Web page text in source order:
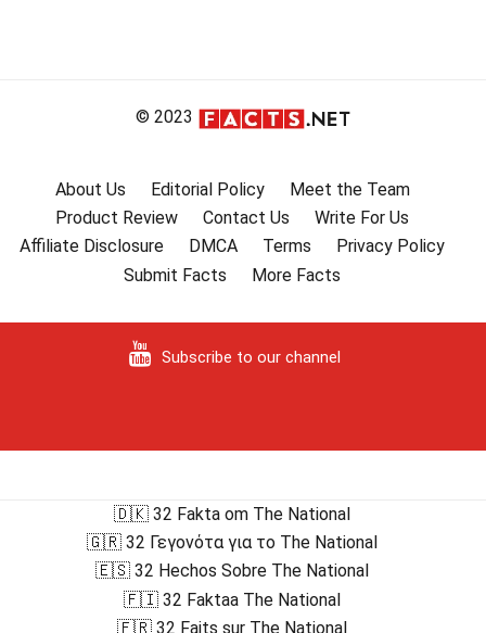
© 2023
About Us Editorial Policy
Meet the Team
Product Review
Contact Us
Write For Us
Affiliate Disclosure
DMCA Terms
Privacy Policy
Submit Facts
More Facts
Subscribe to our channel
🇩🇰 32 Fakta om The National
🇬🇷 32 Γεγονότα για το The National
🇪🇸 32 Hechos Sobre The National
🇫🇮 32 Faktaa The National
🇫🇷 32 Faits sur The National